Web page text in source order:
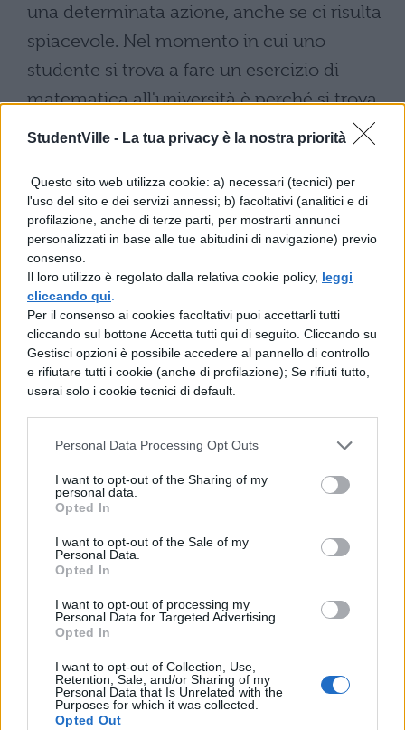
StudentVille - La tua privacy è la nostra priorità
Questo sito web utilizza cookie: a) necessari (tecnici) per
l'uso del sito e dei servizi annessi; b) facoltativi (analitici e di
profilazione, anche di terze parti, per mostrarti annunci
personalizzati in base alle tue abitudini di navigazione) previo
consenso.
Il loro utilizzo è regolato dalla relativa cookie policy, leggi
cliccando qui
Per il consenso ai cookies facoltativi puoi accettarli tutti
cliccando sul bottone Accetta tutti qui di seguito. Cliccando su
Gestisci opzioni è possibile accedere al pannello di controllo
e rifiutare tutti i cookie (anche di profilazione); Se rifiuti tutto,
userai solo i cookie tecnici di default.
Personal Data Processing Opt Outs
I want to opt-out of the Sharing of my
personal data.
Opted In
I want to opt-out of the Sale of my
Personal Data.
Opted In
I want to opt-out of processing my
Personal Data for Targeted Advertising.
Opted In
I want to opt-out of Collection, Use,
Retention, Sale, and/or Sharing of my
Personal Data that Is Unrelated with the
Purposes for which it was collected.
Opted Out
una determinata azione, anche se ci risulta
spiacevole. Nel momento in cui uno
studente si trova a fare un esercizio di
matematica all'università è perché si trova
in una situazione frutto delle proprie
TI POTREBBE INTERESSARE
Maturità 2026, il sud
domina con 14.123 lodi